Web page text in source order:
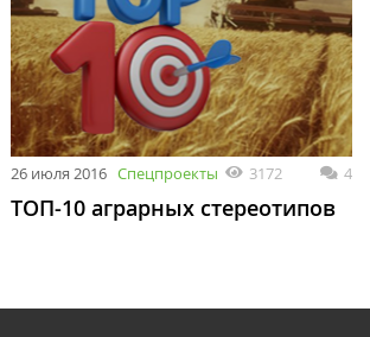
26 июля 2016 Спецпроекты 3172 4
ТОП-10 аграрных стереотипов